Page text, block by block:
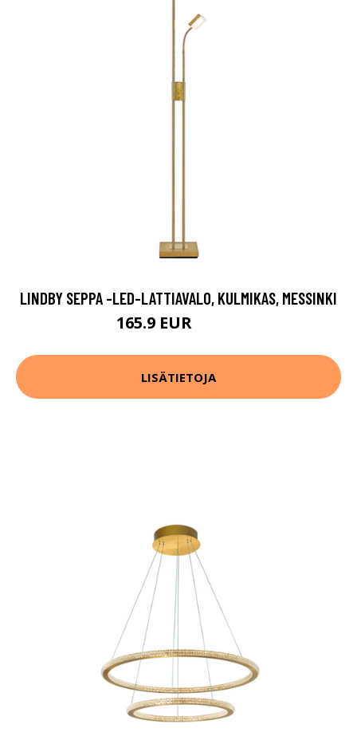
LINDBY SEPPA -LED-LATTIAVALO, KULMIKAS, MESSINKI
165.9 EUR
LISÄTIETOJA